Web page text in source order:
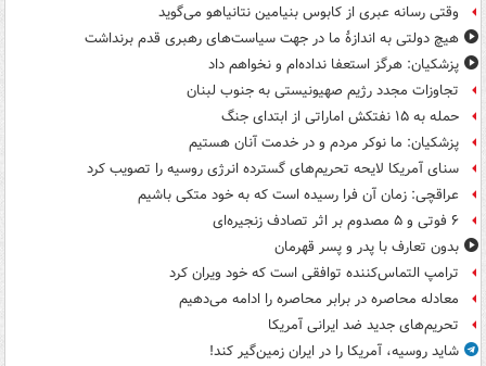
وقتی رسانه عبری از کابوس بنیامین نتانیاهو می‌گوید
هیچ دولتی به اندازۀ ما در جهت سیاست‌های رهبری قدم برنداشت
پزشکیان: هرگز استعفا نداده‌ام و نخواهم داد
تجاوزات مجدد رژیم صهیونیستی به جنوب لبنان
حمله به ۱۵ نفتکش‌ اماراتی از ابتدای جنگ
پزشکیان: ما نوکر مردم و در خدمت آنان هستیم
سنای آمریکا لایحه تحریم‌های گسترده انرژی روسیه را تصویب کرد
عراقچی: زمان آن فرا رسیده است که به خود متکی باشیم
۶ فوتی و ۵ مصدوم بر اثر تصادف زنجیره‌ای
بدون تعارف با پدر و پسر قهرمان
ترامپ التماس‌کننده توافقی است که خود ویران کرد
معادله محاصره در برابر محاصره را ادامه می‌دهیم
تحریم‌های جدید ضد ایرانی آمریکا
شاید روسیه، آمریکا را در ایران زمین‌گیر کند!